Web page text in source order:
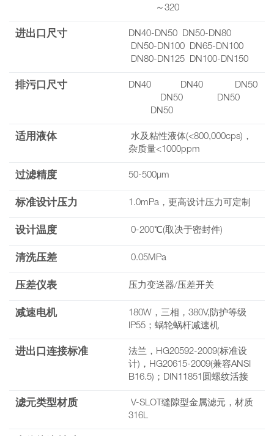
～320
进出口尺寸
DN40-DN50 DN50-DN80
DN50-DN100 DN65-DN100
DN80-DN125 DN100-DN150
排污口尺寸
DN40 DN40 DN50
DN50 DN50
DN50
适用液体
水及粘性液体(<800,000cps)，
杂质量<1000ppm
过滤精度 50-500μm
标准设计压力 1.0mPa，更高设计压力可定制
设计温度 0-200℃(取决于密封件)
清洗压差 0.05MPa
压差仪表 压力变送器/压差开关
减速电机
180W，三相，380V,防护等级
IP55；蜗轮蜗杆减速机
进出口连接标准
法兰，HG20592-2009(标准设
计)，HG20615-2009(兼容ANSI
B16.5)；DIN11851圆螺纹活接
滤元类型材质
V-SLOT缝隙型金属滤元，材质
316L